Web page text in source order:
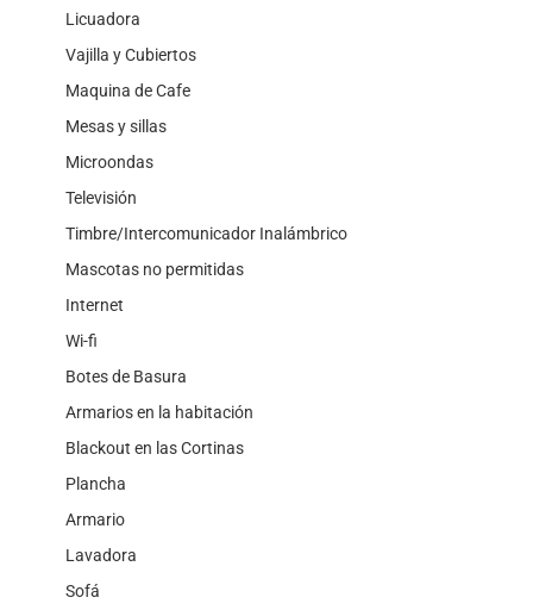
Licuadora
Vajilla y Cubiertos
Maquina de Cafe
Mesas y sillas
Microondas
Televisión
Timbre/Intercomunicador Inalámbrico
Mascotas no permitidas
Internet
Wi-fi
Botes de Basura
Armarios en la habitación
Blackout en las Cortinas
Plancha
Armario
Lavadora
Sofá